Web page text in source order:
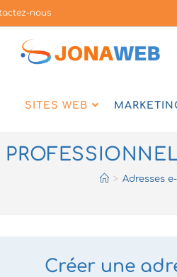
nous
SITES WEB
> Adresses
Créer une